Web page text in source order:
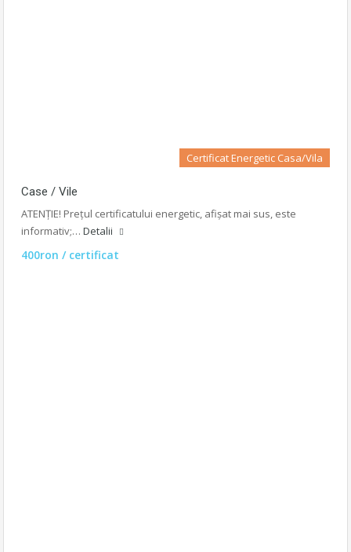
Certificat Energetic Casa/Vila
Case / Vile
ATENȚIE! Prețul certificatului energetic, afișat mai sus, este
informativ;… Detalii
400ron / certificat